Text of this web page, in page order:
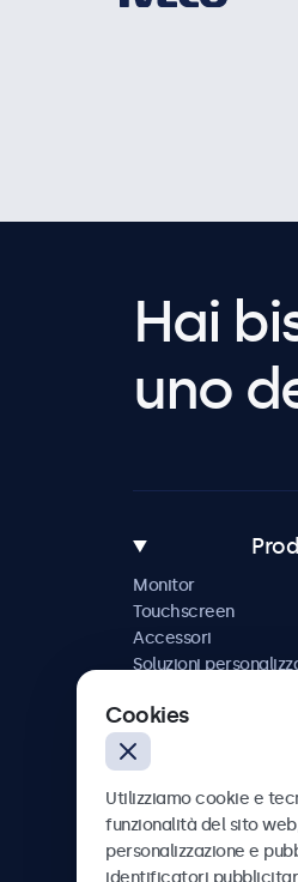
Hai
uno
Monitor
Touchscreen
Accessori
Soluzioni
Cookies
Utilizziamo cookie e
funzionalità del sito
personalizzazione e
identificatori